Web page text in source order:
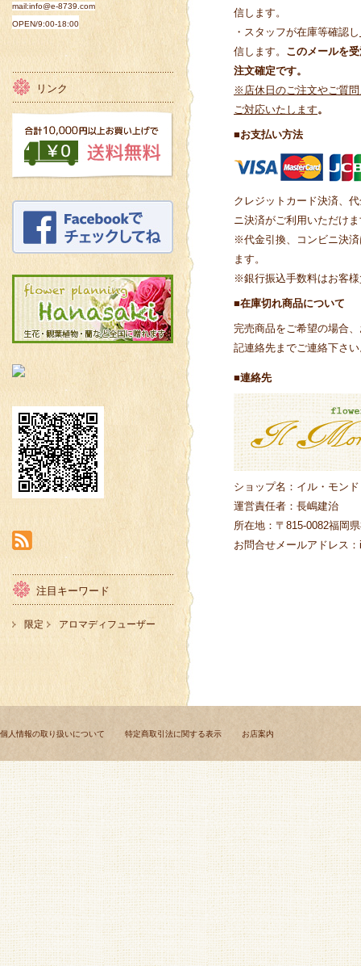
信します。
・スタッフが在庫等確認し
信します。 このメールを
注文確定です。
※店休日のご注文やご質
ご対応いたします。
■お支払い方法
クレジットカード決済、
ニ決済がご利用いただけ
※代金引換、コンビニ決
ます。
※銀行振込手数料はお客
■在庫切れ商品について
完売商品をご希望の場合
記連絡先までご連絡下さ
■連絡先
ショップ名：イル・モン
運営責任者：長嶋建治
所在地：〒815-0082福岡
お問合せメールアドレス
mail:info@e-8739.com
OPEN/9:00-18:00
リンク
注目キーワード
限定 アロマディフューザー
個人情報の取り扱いについて 特定商取引法に関する表示 お店案内